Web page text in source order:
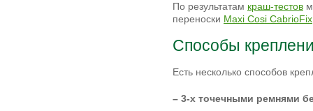
По результатам краш-тестов
переноски Maxi Cosi CabrioFix
Способы
Есть несколько способов
– 3-х точечными ремнями